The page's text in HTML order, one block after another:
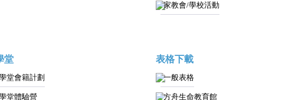
家教會/學校活動
堂
堂會籍計劃
堂體驗營
表格下載
一般表格
方舟生命教育館